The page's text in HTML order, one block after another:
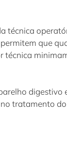
técnica
que
técnica
digestivo
tratamento